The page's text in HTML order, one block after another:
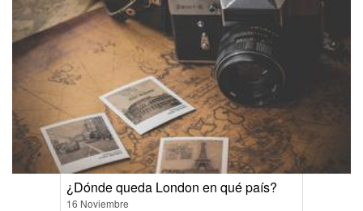
¿Dónde queda London en qué país?
16 Noviembre